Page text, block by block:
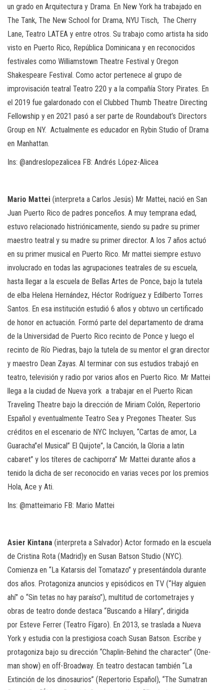
un grado en Arquitectura y Drama. En New York ha trabajado en
The Tank, The New School for Drama, NYU Tisch, The Cherry
Lane, Teatro LATEA y entre otros. Su trabajo como artista ha sido
visto en Puerto Rico, República Dominicana y en reconocidos
festivales como Williamstown Theatre Festival y Oregon
Shakespeare Festival. Como actor pertenece al grupo de
improvisación teatral Teatro 220 y a la compañía Story Pirates. En
el 2019 fue galardonado con el Clubbed Thumb Theatre Directing
Fellowship y en 2021 pasó a ser parte de Roundabout’s Directors
Group en NY. Actualmente es educador en Rybin Studio of Drama
en Manhattan.
Ins: @andreslopezalicea FB: Andrés López-Alicea
Mario Mattei (interpreta a Carlos Jesús) Mr Mattei, nació en San
Juan Puerto Rico de padres ponceños. A muy temprana edad,
estuvo relacionado histriónicamente, siendo su padre su primer
maestro teatral y su madre su primer director. A los 7 años actuó
en su primer musical en Puerto Rico. Mr mattei siempre estuvo
involucrado en todas las agrupaciones teatrales de su escuela,
hasta llegar a la escuela de Bellas Artes de Ponce, bajo la tutela
de elba Helena Hernández, Héctor Rodríguez y Edilberto Torres
Santos. En esa institución estudió 6 años y obtuvo un certificado
de honor en actuación. Formó parte del departamento de drama
de la Universidad de Puerto Rico recinto de Ponce y luego el
recinto de Río Piedras, bajo la tutela de su mentor el gran director
y maestro Dean Zayas. Al terminar con sus estudios trabajó en
teatro, televisión y radio por varios años en Puerto Rico. Mr Mattei
llega a la ciudad de Nueva york a trabajar en el Puerto Rican
Traveling Theatre bajo la dirección de Miriam Colón, Repertorio
Español y eventualmente Teatro Sea y Pregones Theater. Sus
créditos en el escenario de NYC Incluyen, “Cartas de amor, La
Guaracha”el Musical” El Quijote”, la Canción, la Gloria a latin
cabaret” y los títeres de cachiporra” Mr Mattei durante años a
tenido la dicha de ser reconocido en varias veces por los premios
Hola, Ace y Ati.
Ins: @matteimario FB: Mario Mattei
Asier Kintana (interpreta a Salvador) Actor formado en la escuela
de Cristina Rota (Madrid)y en Susan Batson Studio (NYC).
Comienza en “La Katarsis del Tomatazo” y presentándola durante
dos años. Protagoniza anuncios y episódicos en TV (“Hay alguien
ahí” o “Sin tetas no hay paraíso”), multitud de cortometrajes y
obras de teatro donde destaca “Buscando a Hilary”, dirigida
por Esteve Ferrer (Teatro Fígaro). En 2013, se traslada a Nueva
York y estudia con la prestigiosa coach Susan Batson. Escribe y
protagoniza bajo su dirección “Chaplin-Behind the character” (One-
man show) en off-Broadway. En teatro destacan también “La
Extinción de los dinosaurios” (Repertorio Español), “The Sumatran